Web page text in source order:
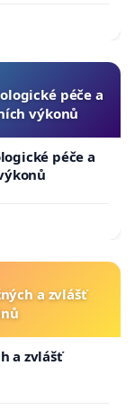
péče a
výkonů
péče a
a zvlášť
a zvlášť